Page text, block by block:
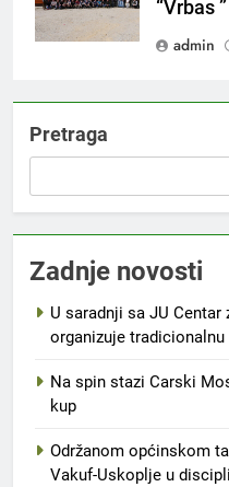
“Vrbas
admin
Pretraga
Zadnje novosti
U saradnji sa JU
organizuje tradicionalnu
Na spin stazi Carski
kup
Održanom općinskom
Vakuf-Uskoplje u